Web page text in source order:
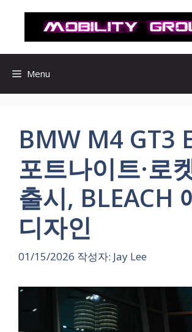
로
Menu
BMW M4 GT3
포트나이트·로
출시, BLEACH
디자인
01/15/2026 작성자: Jay Lee